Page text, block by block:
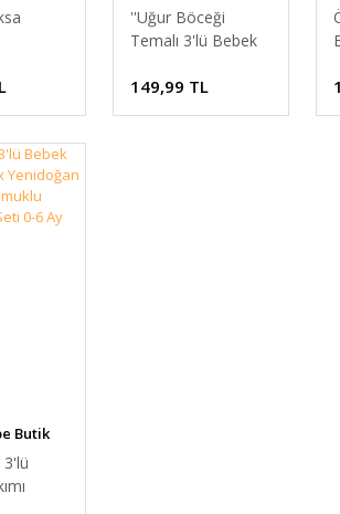
AY
''Uğur Böceği
Temalı 3'lü Bebek
Pamuk Unisex
Yenidoğan ve 0-6
149,99 TL
Butik
3'lü